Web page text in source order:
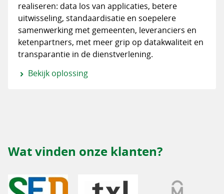
realiseren: data los van applicaties, betere
uitwisseling, standaardisatie en soepelere
samenwerking met gemeenten, leveranciers en
ketenpartners, met meer grip op datakwaliteit en
transparantie in de dienstverlening.
Bekijk oplossing
Wat vinden onze klanten?